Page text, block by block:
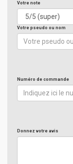
Votre note
Votre pseudo ou nom
Numéro de commande
Donnez votre avis